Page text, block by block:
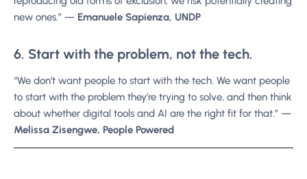
new ones.” — Emanuele Sapienza, UNDP
6. Start with the problem, not the tech.
“We don’t want people to start with the tech. We want people
to start with the problem they’re trying to solve, and then think
about whether digital tools and AI are the right fit for that.” —
Melissa Zisengwe, People Powered